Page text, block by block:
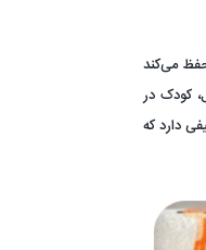
می‌کند
کودک در
دارد که